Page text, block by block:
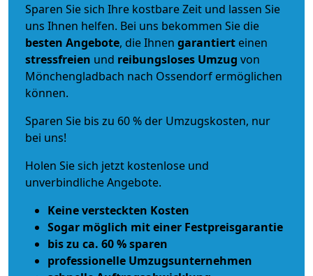
Sparen Sie sich Ihre kostbare Zeit und lassen Sie
uns Ihnen helfen. Bei uns bekommen Sie die
besten Angebote, die Ihnen garantiert einen
stressfreien und reibungsloses Umzug von
Mönchengladbach nach Ossendorf ermöglichen
können.
Sparen Sie bis zu 60 % der Umzugskosten, nur
bei uns!
Holen Sie sich jetzt kostenlose und
unverbindliche Angebote.
Keine versteckten Kosten
Sogar möglich mit einer Festpreisgarantie
bis zu ca. 60 % sparen
professionelle Umzugsunternehmen